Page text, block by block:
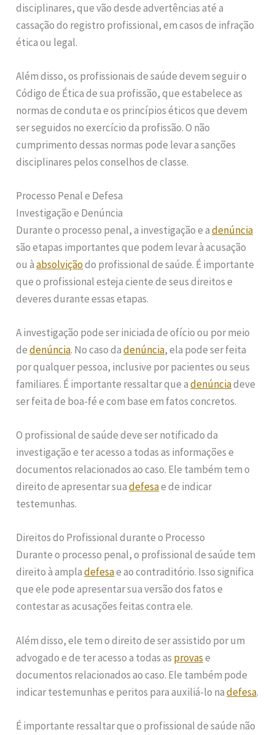
disciplinares, que vão desde advertências até a
cassação do registro profissional, em casos de infração
ética ou legal.
Além disso, os profissionais de saúde devem seguir o
Código de Ética de sua profissão, que estabelece as
normas de conduta e os princípios éticos que devem
ser seguidos no exercício da profissão. O não
cumprimento dessas normas pode levar a sanções
disciplinares pelos conselhos de classe.
Processo Penal e Defesa
Investigação e Denúncia
Durante o processo penal, a investigação e adenúncia
são etapas importantes que podem levar à acusação
ou àabsolviçãodo profissional de saúde. É importante
que o profissional esteja ciente de seus direitos e
deveres durante essas etapas.
A investigação pode ser iniciada de ofício ou por meio
dedenúncia. No caso dadenúncia, ela pode ser feita
por qualquer pessoa, inclusive por pacientes ou seus
familiares. É importante ressaltar que adenúnciadeve
ser feita de boa-fé e com base em fatos concretos.
O profissional de saúde deve ser notificado da
investigação e ter acesso a todas as informações e
documentos relacionados ao caso. Ele também tem o
direito de apresentar suadefesae de indicar
testemunhas.
Direitos do Profissional durante o Processo
Durante o processo penal, o profissional de saúde tem
direito à ampladefesae ao contraditório. Isso significa
que ele pode apresentar sua versão dos fatos e
contestar as acusações feitas contra ele.
Além disso, ele tem o direito de ser assistido por um
advogado e de ter acesso a todas as provase
documentos relacionados ao caso. Ele também pode
indicar testemunhas e peritos para auxiliá-lo nadefesa.
É importante ressaltar que o profissional de saúde não